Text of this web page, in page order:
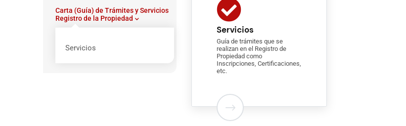
Servicios
Guía de trámites que se
realizan en el Registro de
Propiedad como
Inscripciones, Certificaciones,
etc.
Carta (Guía) de Trámites y Servicios
Registro de la Propiedad
Servicios